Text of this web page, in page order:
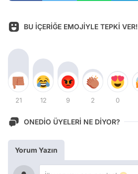
BU İÇERİĞE EMOJİYLE TEPKİ VER!
21 12 9 2 0
ONEDİO ÜYELERİ NE DİYOR?
Yorum Yazın